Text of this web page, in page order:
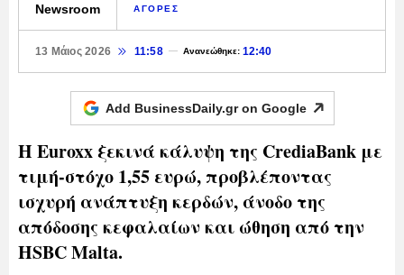
Newsroom ΑΓΟΡΕΣ
13 Μάιος 2026 11:58 Ανανεώθηκε:12:40
Add BusinessDaily.gr on Google
Η Euroxx ξεκινά κάλυψη της CrediaBank με
τιμή-στόχο 1,55 ευρώ, προβλέποντας
ισχυρή ανάπτυξη κερδών, άνοδο της
απόδοσης κεφαλαίων και ώθηση από την
HSBC Malta.